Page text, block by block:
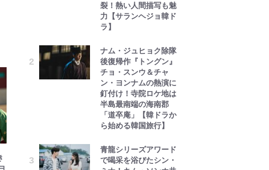
裂！熱い人間描写も魅
力【サランヘジョ韓ド
ラ】
ナム・ジュヒョク除隊
後復帰作『トングン』
チョ・スンウ＆チャ
ン・ヨンナムの熱演に
釘付け！寺院ロケ地は
半島最南端の海南郡
「道卒庵」【韓ドラか
ら始める韓国旅行】
青龍シリーズアワード
で喝采を浴びたシン・